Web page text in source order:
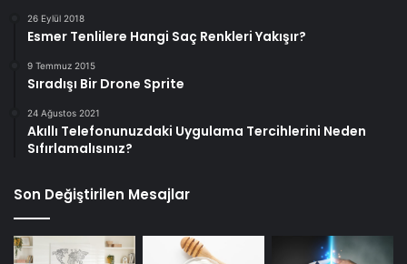
26 Eylül 2018
Esmer Tenlilere Hangi Saç Renkleri Yakışır?
9 Temmuz 2015
Sıradışı Bir Drone Sprite
24 Ağustos 2021
Akıllı Telefonunuzdaki Uygulama Tercihlerini Neden
Sıfırlamalısınız?
Son Değiştirilen Mesajlar